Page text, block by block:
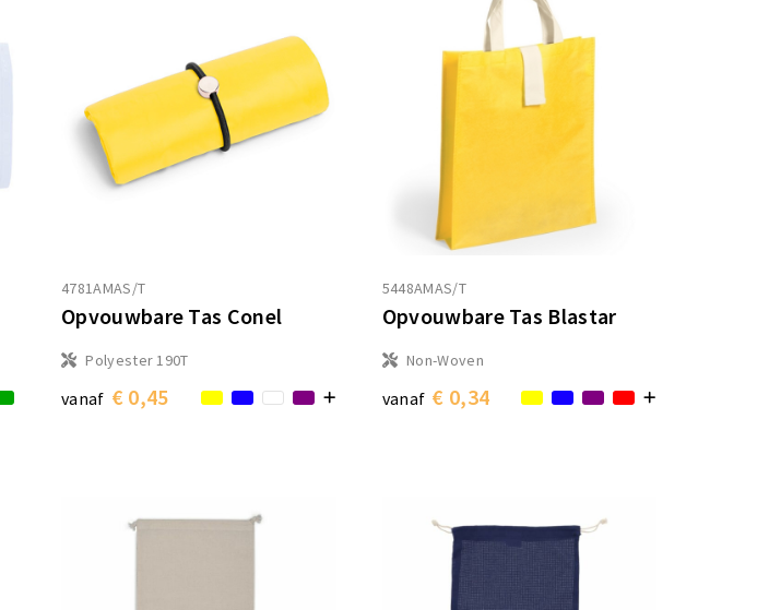
4781AMAS/T
Opvouwbare Tas Conel
Polyester 190T
vanaf € 0,45
5448AMAS/T
Opvouwbare Tas Blastar
Non-Woven
vanaf € 0,34